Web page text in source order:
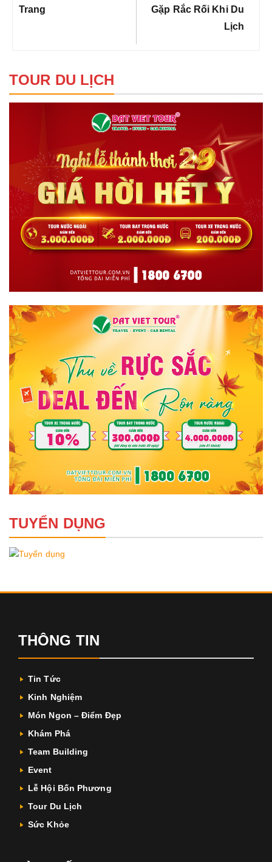
Trang
Gặp Rắc Rối Khi Du
Lịch
TOUR DU LỊCH
TUYỂN DỤNG
THÔNG TIN
Tin Tức
Kinh Nghiệm
Món Ngon – Điểm Đẹp
Khám Phá
Team Building
Event
Lễ Hội Bốn Phương
Tour Du Lịch
Sức Khỏe